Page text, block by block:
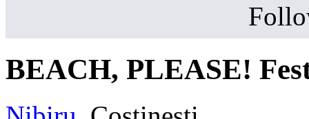
BEACH, PLEASE!